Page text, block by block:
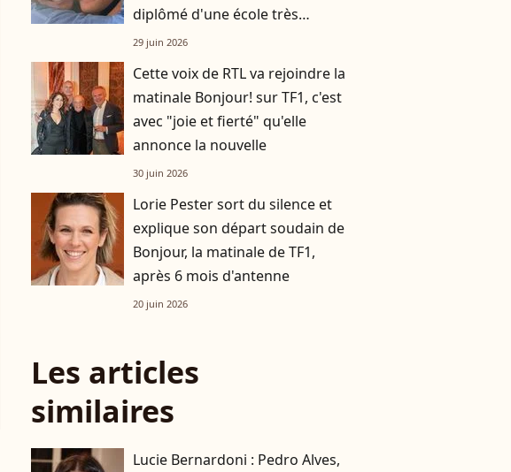
diplômé d'une école très
prestigieuse
29 juin 2026
Cette voix de RTL va rejoindre la
matinale Bonjour! sur TF1, c'est
avec "joie et fierté" qu'elle
annonce la nouvelle
30 juin 2026
Lorie Pester sort du silence et
explique son départ soudain de
Bonjour, la matinale de TF1,
après 6 mois d'antenne
20 juin 2026
Les articles
similaires
Lucie Bernardoni : Pedro Alves,